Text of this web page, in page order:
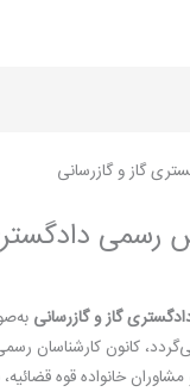
رسمی
گاز و گازرسانی
کانون کارشناسان
خانواده قوه